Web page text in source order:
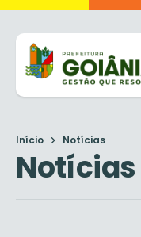
Início Notícias
Notícias